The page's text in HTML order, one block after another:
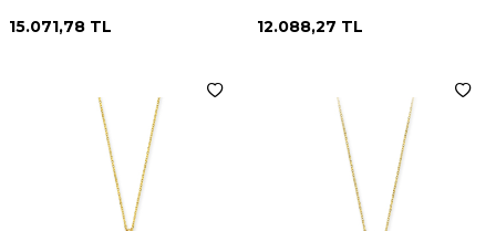
15.071,78 TL 12.088,27 TL